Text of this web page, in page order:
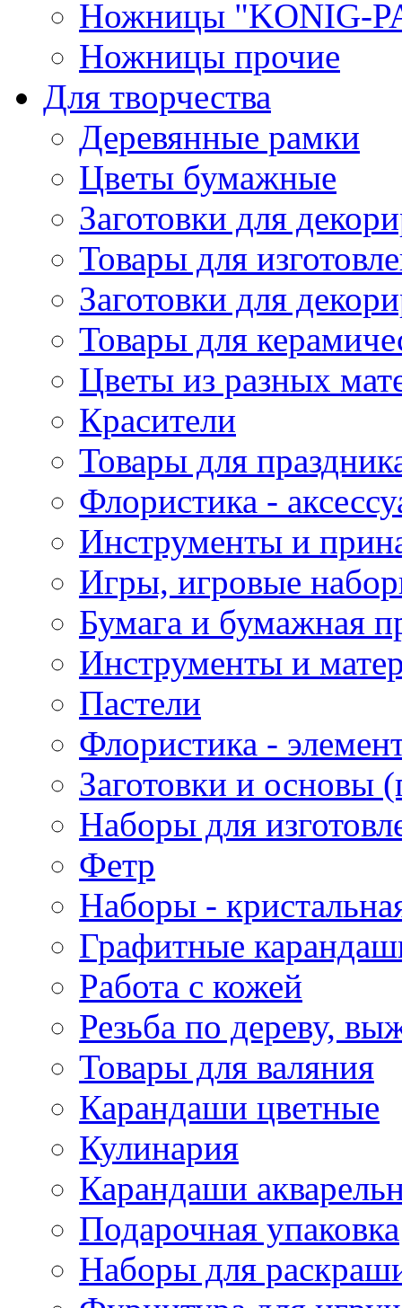
Ножницы "KONIG-
Ножницы прочие
Для творчества
Деревянные рамки
Цветы бумажные
Заготовки для
Товары для
Заготовки для
Товары для
Цветы из разных
Красители
Товары для
Флористика -
Инструменты и
Игры, игровые
Бумага и бумажная
Инструменты и
Пастели
Флористика -
Заготовки и основы
Наборы для
Фетр
Наборы -
Графитные
Работа с кожей
Резьба по дереву,
Товары для валяния
Карандаши цветные
Кулинария
Карандаши
Подарочная упаковка
Наборы для